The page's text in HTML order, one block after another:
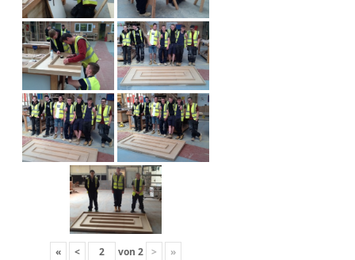
« < von 2 > »